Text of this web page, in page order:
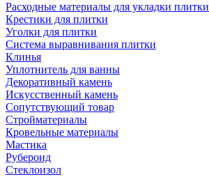
Расходные материалы для укладки плитки
Крестики для плитки
Уголки для плитки
Система выравнивания плитки
Клинья
Уплотнитель для ванны
Декоративный камень
Искусственный камень
Сопутствующий товар
Стройматериалы
Кровельные материалы
Мастика
Рубероид
Стеклоизол